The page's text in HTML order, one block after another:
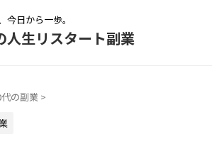
今日から一歩。
人生リスタート副業
の副業 >